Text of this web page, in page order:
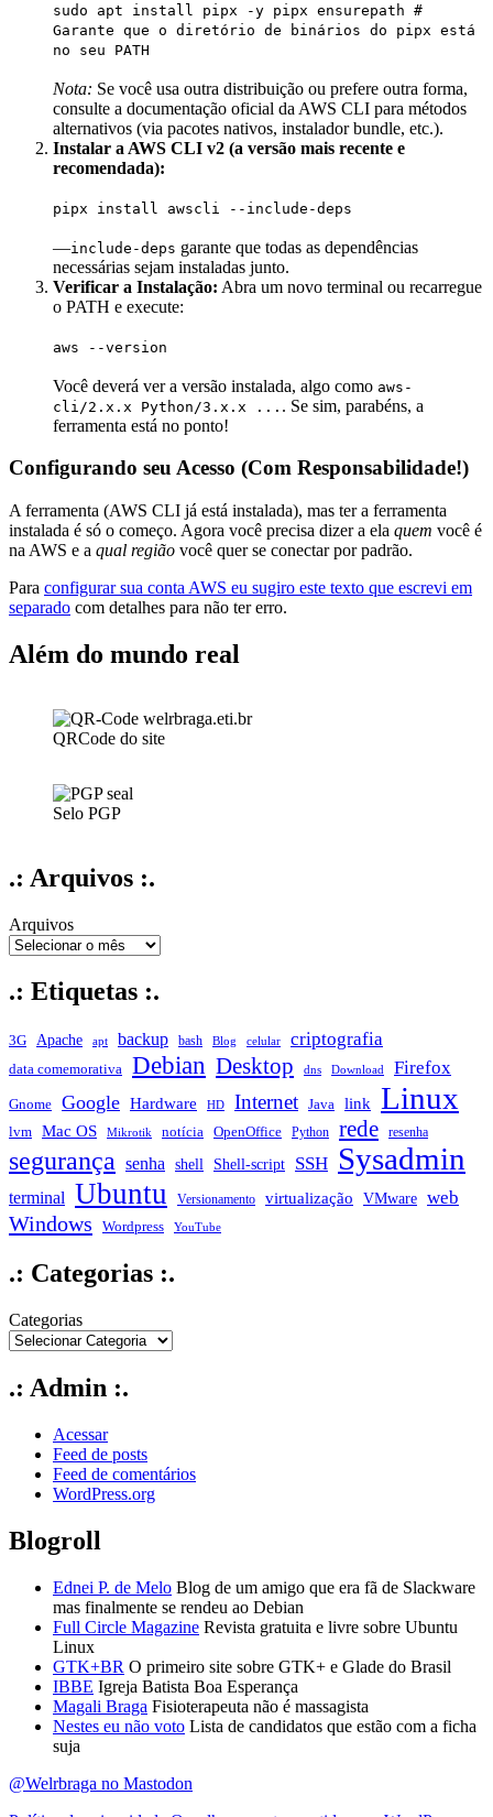
sudo apt install pipx -y pipx ensurepath #
Garante que o diretório de binários do pipx está
no seu PATH
Nota: Se você usa outra distribuição ou prefere outra forma,
consulte a documentação oficial da AWS CLI para métodos
alternativos (via pacotes nativos, instalador bundle, etc.).
Instalar a AWS CLI v2 (a versão mais recente e
recomendada):
pipx install awscli --include-deps
—include-deps garante que todas as dependências
necessárias sejam instaladas junto.
Verificar a Instalação: Abra um novo terminal ou recarregue
o PATH e execute:
aws --version
Você deverá ver a versão instalada, algo como aws-
cli/2.x.x Python/3.x.x ... . Se sim, parabéns, a
ferramenta está no ponto!
Configurando seu Acesso (Com Responsabilidade!)
A ferramenta (AWS CLI já está instalada), mas ter a ferramenta
instalada é só o começo. Agora você precisa dizer a ela quem você é
na AWS e a qual região você quer se conectar por padrão.
Para configurar sua conta AWS eu sugiro este texto que escrevi em
separado com detalhes para não ter erro.
Além do mundo real
QRCode do site
Selo PGP
.: Arquivos :.
Arquivos
.: Etiquetas :.
3G Apache apt backup bash Blog celular criptografia
data comemorativa Debian Desktop dns Download Firefox
Gnome Google Hardware HD Internet Java link Linux
lvm Mac OS Mikrotik notícia OpenOffice Python rede resenha
segurança senha shell Shell-script SSH Sysadmin
terminal Ubuntu Versionamento virtualização VMware web
Windows Wordpress YouTube
.: Categorias :.
Categorias
.: Admin :.
Acessar
Feed de posts
Feed de comentários
WordPress.org
Blogroll
Ednei P. de Melo Blog de um amigo que era fã de Slackware
mas finalmente se rendeu ao Debian
Full Circle Magazine Revista gratuita e livre sobre Ubuntu
Linux
GTK+BR O primeiro site sobre GTK+ e Glade do Brasil
IBBE Igreja Batista Boa Esperança
Magali Braga Fisioterapeuta não é massagista
Nestes eu não voto Lista de candidatos que estão com a ficha
suja
@Welrbraga no Mastodon